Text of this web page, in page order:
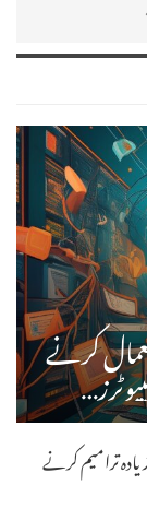
کرنے
ترامیم کرنے